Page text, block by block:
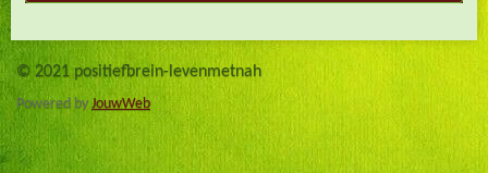
© 2021 positiefbrein-levenmetnah
Powered by JouwWeb